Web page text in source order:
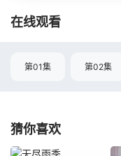
在线观看
第01集 第02集
猜你喜欢